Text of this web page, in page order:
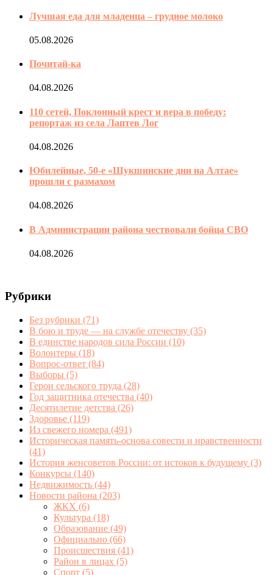
Лучшая еда для младенца – грудное молоко
05.08.2026
Почитай-ка
04.08.2026
110 сетей, Поклонный крест и вера в победу:
репортаж из села Лаптев Лог
04.08.2026
Юбилейные, 50-е «Шукшинские дни на Алтае»
прошли с размахом
04.08.2026
В Администрации района чествовали бойца СВО
04.08.2026
Рубрики
Без рубрики (71)
В бою и труде — на службе отечеству (35)
В единстве народов сила России (10)
Волонтеры (18)
Вопрос-ответ (84)
Выборы (5)
Герои сельского труда (28)
Год защитника отечества (40)
Десятилетие детства (26)
Здоровье (119)
Из свежего номера (491)
Историческая память-основа совести и нравственности
(41)
История женсоветов России: от истоков к будущему (3)
Конкурсы (140)
Недвижимость (44)
Новости района (203)
ЖКХ (6)
Культура (18)
Образование (49)
Официально (66)
Происшествия (41)
Район в лицах (5)
Спорт (5)